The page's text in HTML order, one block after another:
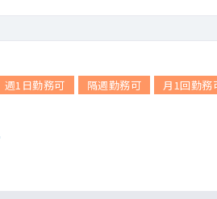
週1日勤務可 隔週勤務可 月1回勤務